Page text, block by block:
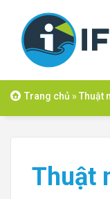
content
Trang chủ »Thuật
Thuật